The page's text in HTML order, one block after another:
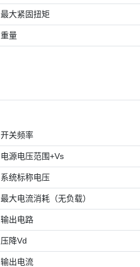
最大紧固扭矩
重量
开关频率
电源电压范围+Vs
系统标称电压
最大电流消耗（无负载）
输出电路
压降Vd
输出电流